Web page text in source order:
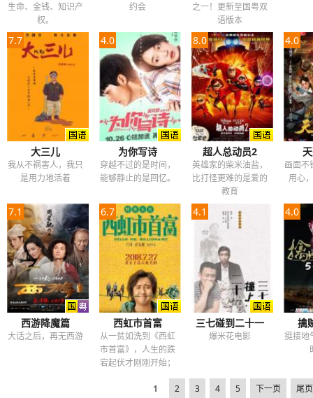
生命、金钱、知识产
权。
约会
之一！更新至国粤双
语版本
7.7
大三儿
我从不祸害人，我只
是用力地活着
4.0
为你写诗
穿越不过的是时间，
能够静止的是回忆。
8.0
超人总动员2
英雄家的柴米油盐，
比打怪更难的是爱的
教育
4.0
画面不
用心
7.1
西游降魔篇
大话之后，再无西游
6.7
西虹市首富
从一贫如洗到《西虹
市首富》，人生的跌
宕起伏才刚刚开始；
4.1
三七碰到二十一
爆米花电影
4.0
擒
挺接地
1 2 3 4 5 下一页 尾页